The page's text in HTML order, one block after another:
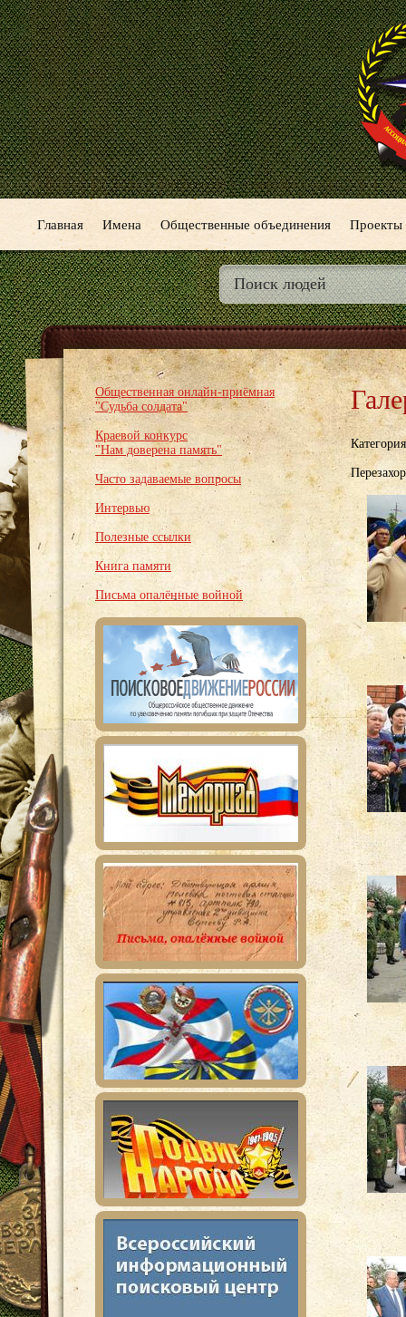
Главная Имена Общественные объединения Проекты
Общественная онлайн-приёмная
"Судьба солдата"
Краевой конкурс
"Нам доверена память"
Часто задаваемые вопросы
Интервью
Полезные ссылки
Книга памяти
Письма опалённые войной